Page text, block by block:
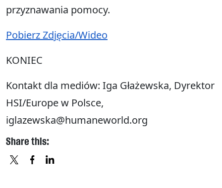
przyznawania pomocy.
Pobierz Zdjęcia/Wideo
KONIEC
Kontakt dla mediów: Iga Głażewska, Dyrektor
HSI/Europe w Polsce,
iglazewska@humaneworld.org
Share this: